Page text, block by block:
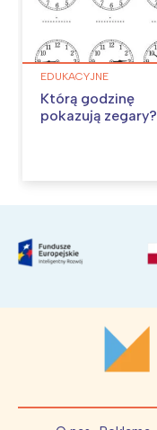
EDUKACYJNE
Którą godzinę
pokazują zegary?